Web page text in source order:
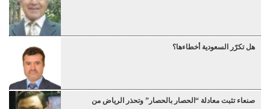
هل تكرّر السعودية أخطاءها؟
صنعاء تثبت معادلة “الحصار بالحصار” وتحذر الرياض من